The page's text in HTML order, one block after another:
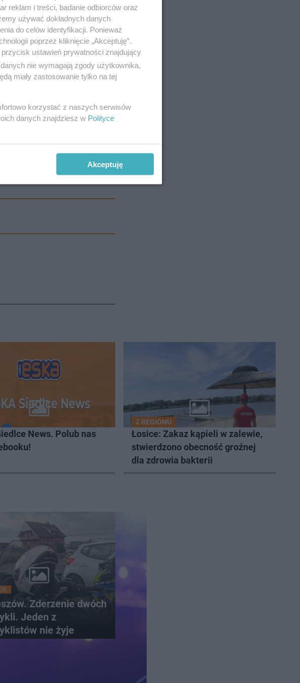
pracowników banków,
News. Polub nas
Z REGIONU
Łosice: Zakaz kąpieli w zalewie,
stwierdzono obecność groźnej
dla zdrowia bakterii
Zderzenie dwóch
Jeden z
nie żyje
reklam i treści, badanie odbiorców oraz
używać dokładnych danych
do celów identyfikacji. Ponieważ
poprzez kliknięcie „Akceptuję”.
ustawień prywatności znajdujący
nie wymagają zgody użytkownika,
miały zastosowanie tylko na tej
korzystać z naszych serwisów
danych znajdziesz w Polityce
Akceptuję